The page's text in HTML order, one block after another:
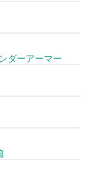
ンダーアーマー